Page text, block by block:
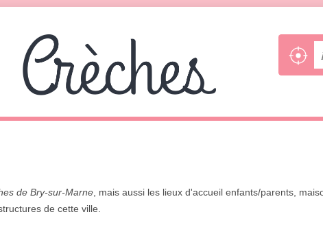
de Bry-sur-Marne , mais aussi les lieux d'accueil enfants/parents,
de cette ville.